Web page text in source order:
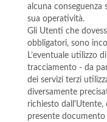
alcuna conseguenza
sua operatività.
Gli Utenti che
obbligatori, sono
L’eventuale utilizzo
tracciamento - da
dei servizi terzi
diversamente
richiesto dall'Utente,
presente documento